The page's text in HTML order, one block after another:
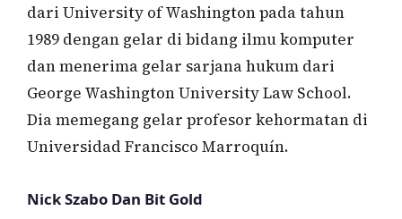
dari University of Washington pada tahun
1989 dengan gelar di bidang ilmu komputer
dan menerima gelar sarjana hukum dari
George Washington University Law School.
Dia memegang gelar profesor kehormatan di
Universidad Francisco Marroquín.
Nick Szabo Dan Bit Gold